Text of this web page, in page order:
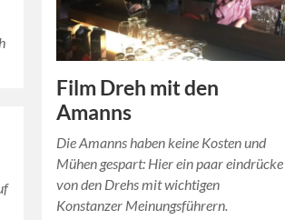
Film Dreh mit den
Amanns
Die Amanns haben keine Kosten und
Mühen gespart: Hier ein paar eindrücke
von den Drehs mit wichtigen
Konstanzer Meinungsführern.